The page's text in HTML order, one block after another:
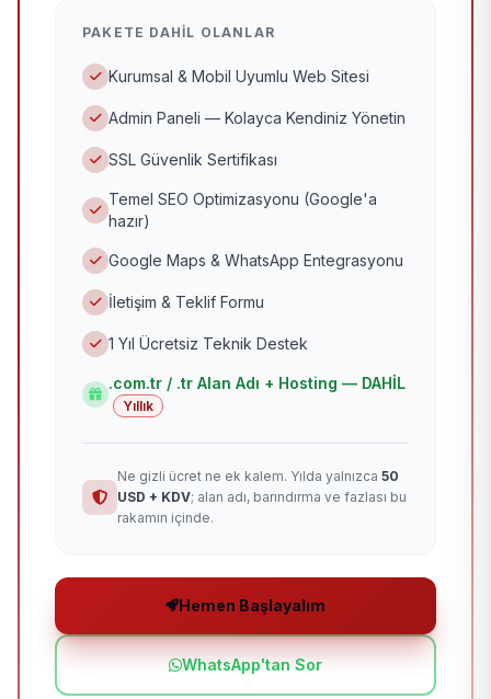
PAKETE DAHIL OLANLAR
Kurumsal & Mobil Uyumlu Web Sitesi
Admin Paneli — Kolayca Kendiniz Yönetin
SSL Güvenlik Sertifikası
Temel SEO Optimizasyonu (Google'a
hazır)
Google Maps & WhatsApp Entegrasyonu
İletişim & Teklif Formu
1 Yıl Ücretsiz Teknik Destek
.com.tr / .tr Alan Adı + Hosting — DAHİL
Yıllık
Ne gizli ücret ne ek kalem. Yılda yalnızca 50
USD + KDV; alan adı, barındırma ve fazlası bu
rakamın içinde.
Hemen Başlayalım
WhatsApp'tan Sor